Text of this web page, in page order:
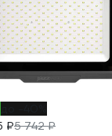
₽5 742 ₽